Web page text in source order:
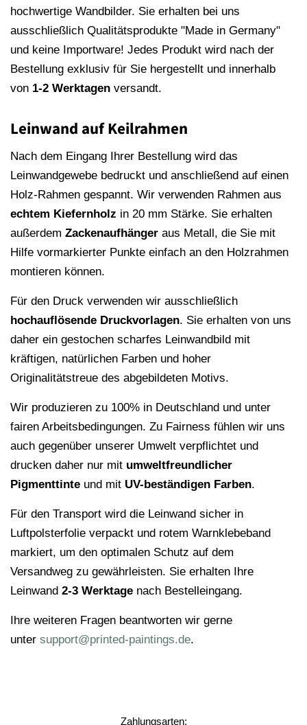
hochwertige Wandbilder. Sie erhalten bei uns
ausschließlich Qualitätsprodukte "Made in Germany"
und keine Importware! Jedes Produkt wird nach der
Bestellung exklusiv für Sie hergestellt und innerhalb
von 1-2 Werktagen versandt.
Leinwand auf Keilrahmen
Nach dem Eingang Ihrer Bestellung wird das
Leinwandgewebe bedruckt und anschließend auf einen
Holz-Rahmen gespannt. Wir verwenden Rahmen aus
echtem Kiefernholz in 20 mm Stärke. Sie erhalten
außerdem Zackenaufhänger aus Metall, die Sie mit
Hilfe vormarkierter Punkte einfach an den Holzrahmen
montieren können.
Für den Druck verwenden wir ausschließlich
hochauflösende Druckvorlagen. Sie erhalten von uns
daher ein gestochen scharfes Leinwandbild mit
kräftigen, natürlichen Farben und hoher
Originalitätstreue des abgebildeten Motivs.
Wir produzieren zu 100% in Deutschland und unter
fairen Arbeitsbedingungen. Zu Fairness fühlen wir uns
auch gegenüber unserer Umwelt verpflichtet und
drucken daher nur mit umweltfreundlicher
Pigmenttinte und mit UV-beständigen Farben.
Für den Transport wird die Leinwand sicher in
Luftpolsterfolie verpackt und rotem Warnklebeband
markiert, um den optimalen Schutz auf dem
Versandweg zu gewährleisten. Sie erhalten Ihre
Leinwand 2-3 Werktage nach Bestelleingang.
Ihre weiteren Fragen beantworten wir gerne
unter support@printed-paintings.de.
Zahlungsarten: